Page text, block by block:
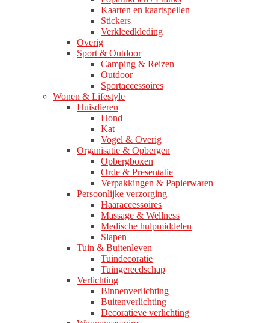
Kaarten en kaartspellen
Stickers
Verkleedkleding
Overig
Sport & Outdoor
Camping & Reizen
Outdoor
Sportaccessoires
Wonen & Lifestyle
Huisdieren
Hond
Kat
Vogel & Overig
Organisatie & Opbergen
Opbergboxen
Orde & Presentatie
Verpakkingen & Papierwaren
Persoonlijke verzorging
Haaraccessoires
Massage & Wellness
Medische hulpmiddelen
Slapen
Tuin & Buitenleven
Tuindecoratie
Tuingereedschap
Verlichting
Binnenverlichting
Buitenverlichting
Decoratieve verlichting